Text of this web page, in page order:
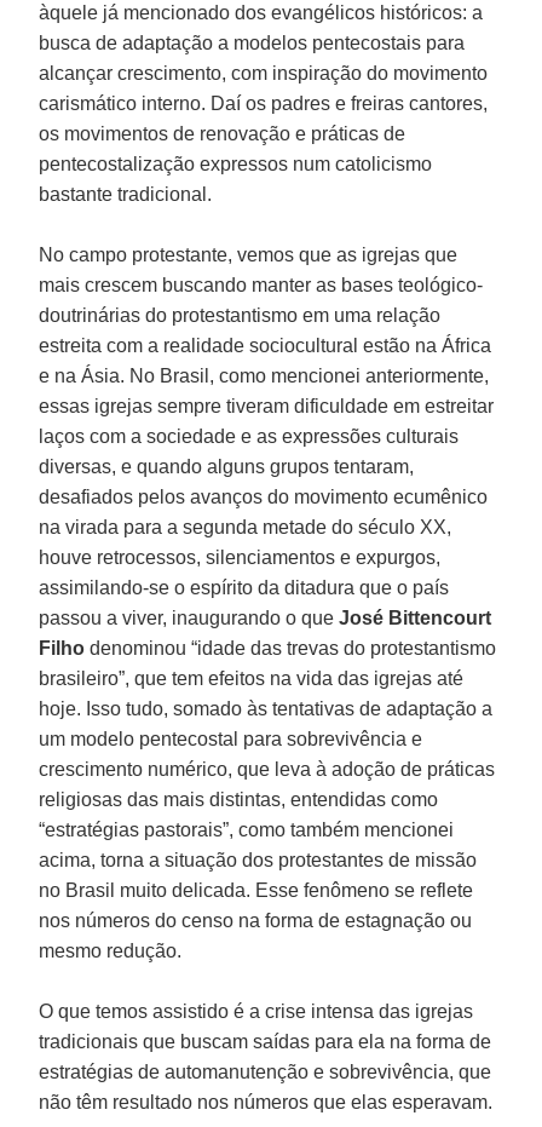
àquele já mencionado dos evangélicos históricos: a
busca de adaptação a modelos pentecostais para
alcançar crescimento, com inspiração do movimento
carismático interno. Daí os padres e freiras cantores,
os movimentos de renovação e práticas de
pentecostalização expressos num catolicismo
bastante tradicional.
No campo protestante, vemos que as igrejas que
mais crescem buscando manter as bases teológico-
doutrinárias do protestantismo em uma relação
estreita com a realidade sociocultural estão na África
e na Ásia. No Brasil, como mencionei anteriormente,
essas igrejas sempre tiveram dificuldade em estreitar
laços com a sociedade e as expressões culturais
diversas, e quando alguns grupos tentaram,
desafiados pelos avanços do movimento ecumênico
na virada para a segunda metade do século XX,
houve retrocessos, silenciamentos e expurgos,
assimilando-se o espírito da ditadura que o país
passou a viver, inaugurando o queJosé Bittencourt
Filho denominou “idade das trevas do protestantismo
brasileiro”, que tem efeitos na vida das igrejas até
hoje. Isso tudo, somado às tentativas de adaptação a
um modelo pentecostal para sobrevivência e
crescimento numérico, que leva à adoção de práticas
religiosas das mais distintas, entendidas como
“estratégias pastorais”, como também mencionei
acima, torna a situação dos protestantes de missão
no Brasil muito delicada. Esse fenômeno se reflete
nos números do censo na forma de estagnação ou
mesmo redução.
O que temos assistido é a crise intensa das igrejas
tradicionais que buscam saídas para ela na forma de
estratégias de automanutenção e sobrevivência, que
não têm resultado nos números que elas esperavam.